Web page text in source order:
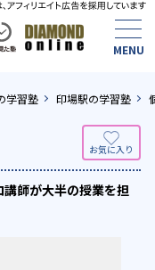
学習塾 印場駅の学習塾
師が大半の授業を担